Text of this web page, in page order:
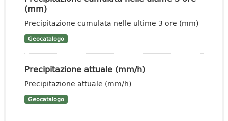
(mm)
Precipitazione cumulata nelle ultime 3 ore (mm)
Geocatalogo
Precipitazione attuale (mm/h)
Precipitazione attuale (mm/h)
Geocatalogo